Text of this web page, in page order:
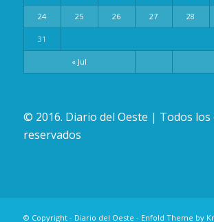
« Jul
24 25 26 27 28
31
© 2016. Diario del Oeste | Todos los
reservados
© Copyright - Diario del Oeste - Enfold Theme by